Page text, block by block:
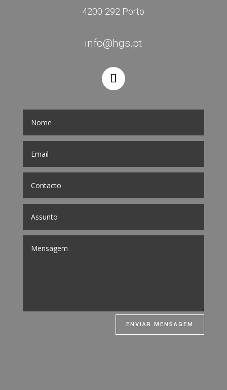
4200-292 Porto
info@hgs.pt
ENVIAR MENSAGEM